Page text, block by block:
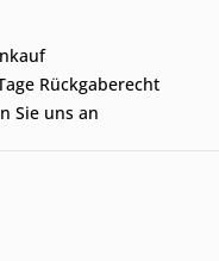
Rückgaberecht
Sie uns an